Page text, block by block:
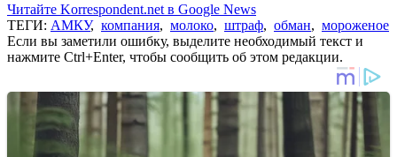
Читайте Korrespondent.net в Google News
ТЕГИ: АМКУ, компания, молоко, штраф, обман, мороженое
Если вы заметили ошибку, выделите необходимый текст и
нажмите Ctrl+Enter, чтобы сообщить об этом редакции.